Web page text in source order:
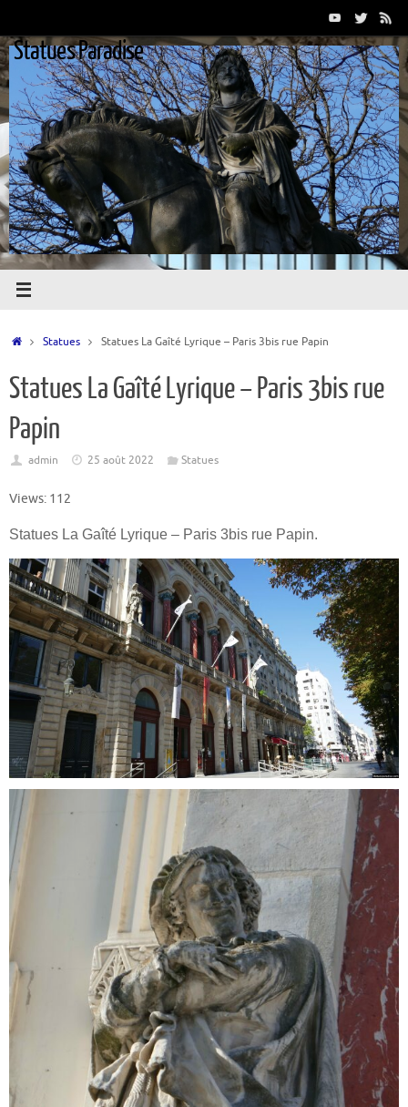
contenu
Statues Paradise
Accueil
Statues Statues La Gaîté Lyrique – Paris 3bis rue Papin
Statues La Gaîté Lyrique – Paris 3bis rue
Papin
admin 25 août 2022 Statues
Views: 112
Statues La Gaîté Lyrique – Paris 3bis rue Papin.